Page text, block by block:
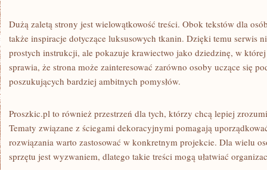
Dużą zaletą strony jest wielowątkowość treści. Obok tekstów dla
także inspiracje dotyczące luksusowych tkanin. Dzięki temu serwis
prostych instrukcji, ale pokazuje krawiectwo jako dziedzinę, w
sprawia, że strona może zainteresować zarówno osoby uczące się
poszukujących bardziej ambitnych pomysłów.
Proszkic.pl to również przestrzeń dla tych, którzy chcą lepiej
Tematy związane z ściegami dekoracyjnymi pomagają
rozwiązania warto zastosować w konkretnym projekcie. Dla wielu
sprzętu jest wyzwaniem, dlatego takie treści mogą ułatwiać